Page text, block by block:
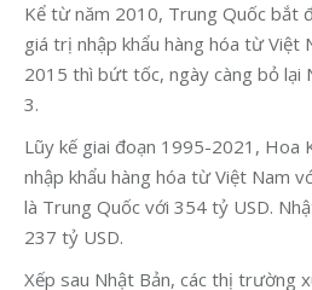
Kể từ năm 2010, Trung Quốc bắt
giá trị nhập khẩu hàng hóa từ Việt
2015 thì bứt tốc, ngày càng bỏ lại
3.
Lũy kế giai đoạn 1995-2021, Hoa
nhập khẩu hàng hóa từ Việt Nam
là Trung Quốc với 354 tỷ USD.
237 tỷ USD.
Xếp sau Nhật Bản, các thị trường